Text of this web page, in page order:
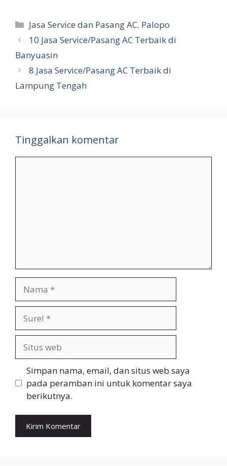
Kategori
Jasa Service dan Pasang AC, Palopo
10 Jasa Service/Pasang AC Terbaik di
Banyuasin
8 Jasa Service/Pasang AC Terbaik di
Lampung Tengah
Tinggalkan komentar
web
Simpan nama, email, dan situs web saya
pada peramban ini untuk komentar saya
berikutnya.